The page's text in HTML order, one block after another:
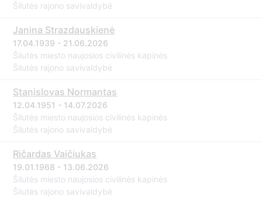
Šilutės rajono savivaldybė
Janina Strazdauskienė
17.04.1939 - 21.06.2026
Šilutės miesto naujosios civilinės kapinės
Šilutės rajono savivaldybė
Stanislovas Normantas
12.04.1951 - 14.07.2026
Šilutės miesto naujosios civilinės kapinės
Šilutės rajono savivaldybė
Ričardas Vaičiukas
19.01.1968 - 13.06.2026
Šilutės miesto naujosios civilinės kapinės
Šilutės rajono savivaldybė